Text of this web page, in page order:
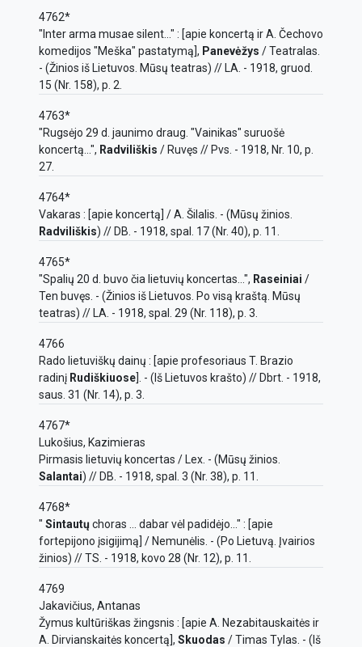
4762*
"Inter arma musae silent..." : [apie koncertą ir A. Čechovo
komedijos "Meška" pastatymą], Panevėžys / Teatralas.
- (Žinios iš Lietuvos. Mūsų teatras) // LA. - 1918, gruod.
15 (Nr. 158), p. 2.
4763*
"Rugsėjo 29 d. jaunimo draug. "Vainikas" suruošė
koncertą...", Radviliškis / Ruvęs // Pvs. - 1918, Nr. 10, p.
27.
4764*
Vakaras : [apie koncertą] / A. Šilalis. - (Mūsų žinios.
Radviliškis) // DB. - 1918, spal. 17 (Nr. 40), p. 11.
4765*
"Spalių 20 d. buvo čia lietuvių koncertas...", Raseiniai /
Ten buvęs. - (Žinios iš Lietuvos. Po visą kraštą. Mūsų
teatras) // LA. - 1918, spal. 29 (Nr. 118), p. 3.
4766
Rado lietuviškų dainų : [apie profesoriaus T. Brazio
radinį Rudiškiuose]. - (Iš Lietuvos krašto) // Dbrt. - 1918,
saus. 31 (Nr. 14), p. 3.
4767*
Lukošius, Kazimieras
Pirmasis lietuvių koncertas / Lex. - (Mūsų žinios.
Salantai) // DB. - 1918, spal. 3 (Nr. 38), p. 11.
4768*
" Sintautųchoras ... dabar vėl padidėjo..." : [apie
fortepijono įsigijimą] / Nemunėlis. - (Po Lietuvą. Įvairios
žinios) // TS. - 1918, kovo 28 (Nr. 12), p. 11.
4769
Jakavičius, Antanas
Žymus kultūriškas žingsnis : [apie A. Nezabitauskaitės ir
A. Dirvianskaitės koncertą], Skuodas / Timas Tylas. - (Iš